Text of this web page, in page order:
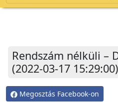
Rendszám nélküli –
(2022-03-17 15:29:00)
Megosztás Facebook-on